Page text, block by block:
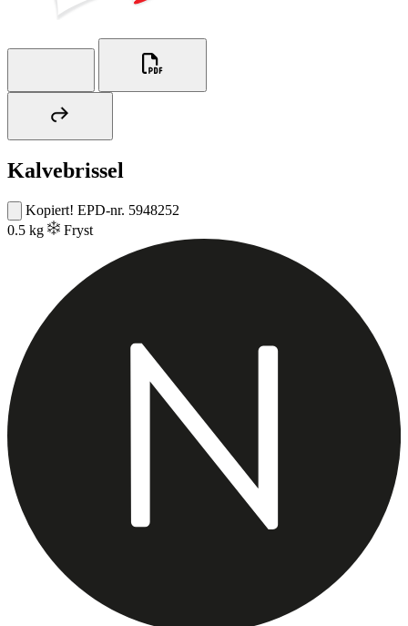
Kalvebrissel
Kopiert! EPD-nr. 5948252
0.5 kg
Fryst